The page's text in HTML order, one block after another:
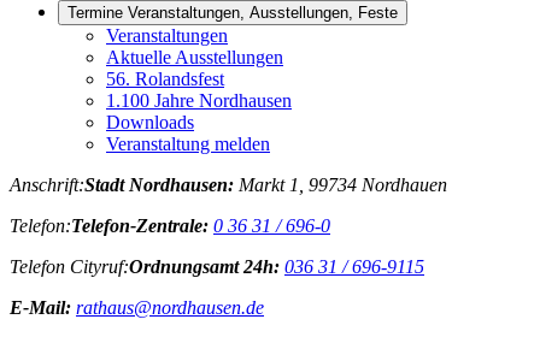
Termine Veranstaltungen, Ausstellungen, Feste
Veranstaltungen
Aktuelle Ausstellungen
56. Rolandsfest
1.100 Jahre Nordhausen
Downloads
Veranstaltung melden
Anschrift:Stadt Nordhausen: Markt 1, 99734 Nordhauen
Telefon:Telefon-Zentrale: 0 36 31 / 696-0
Telefon Cityruf:Ordnungsamt 24h: 036 31 / 696-9115
E-Mail: rathaus@nordhausen.de